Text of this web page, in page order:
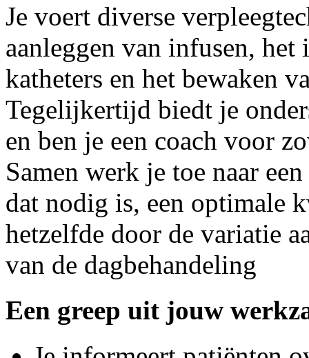
Je voert diverse
aanleggen van infusen, het
katheters en het bewaken
Tegelijkertijd biedt je
en ben je een coach voor
Samen werk je toe naar
dat nodig is, een optimale
hetzelfde door de variatie
van de dagbehandeling
Een greep uit jouw